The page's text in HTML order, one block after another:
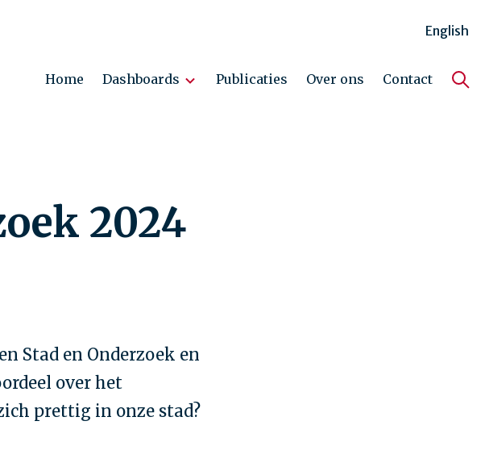
English
Home Dashboards Publicaties Over ons Contact
2024
Stad en Onderzoek en
over het
prettig in onze stad?